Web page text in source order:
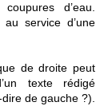
d’eau.
service d’une
de droite peut
texte rédigé
dire de gauche ?).